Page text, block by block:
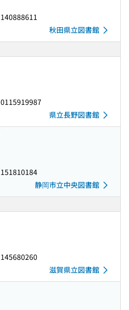
140888611
秋田県立図書館
0115919987
県立長野図書館
151810184
静岡市立中央図書館
145680260
滋賀県立図書館